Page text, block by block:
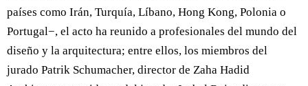
países como Irán, Turquía, Líbano, Hong Kong, Polonia o
Portugal−, el acto ha reunido a profesionales del mundo del
diseño y la arquitectura; entre ellos, los miembros del
jurado Patrik Schumacher, director de Zaha Hadid